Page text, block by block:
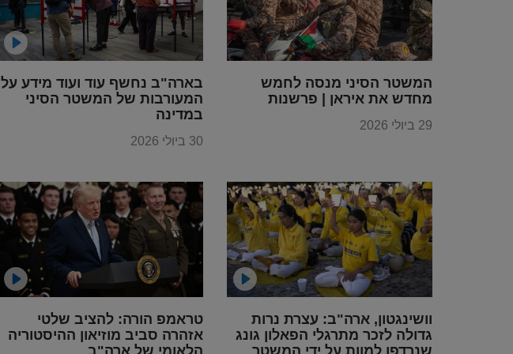
בארה"ב נחשף עוד ועוד מידע על
המעורבות של המשטר הסיני
במדינה
30 ביולי 2026
המשטר הסיני מנסה לחמש
מחדש את איראן | פרשנות
29 ביולי 2026
טראמפ הורה: להציב שלטי
אזהרה סביב מוזיאון ההיסטוריה
הלאומי של ארה"ב
וושינגטון, ארה"ב: עצרת נרות
גדולה לזכר מתרגלי הפאלון גונג
שנרדפו למוות על ידי המשטר